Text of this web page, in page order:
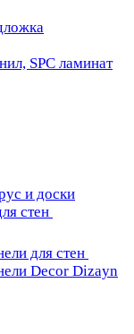
SPC ламинат
и доски
стен
для стен
Decor Dizayn